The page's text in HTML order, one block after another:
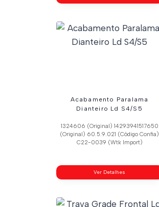
Acabamento Paralama
Dianteiro Ld S4/S5
1324606 (Original) 14293941517650
(Original) 60.5.9.021 (Código Confia)
C22-0039 (Wtk Import)
Ver Detalhes